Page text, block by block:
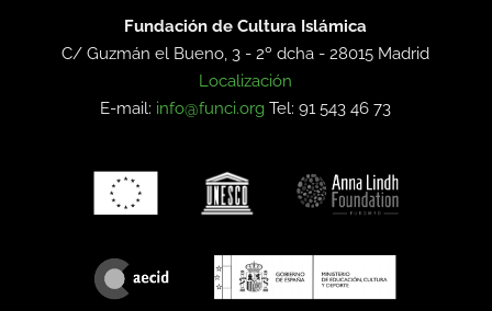
Fundación de Cultura Islámica
C/ Guzmán el Bueno, 3 - 2º dcha -28015 Madrid
Localización
E-mail: info@funci.org Tel: 91 543 46 73